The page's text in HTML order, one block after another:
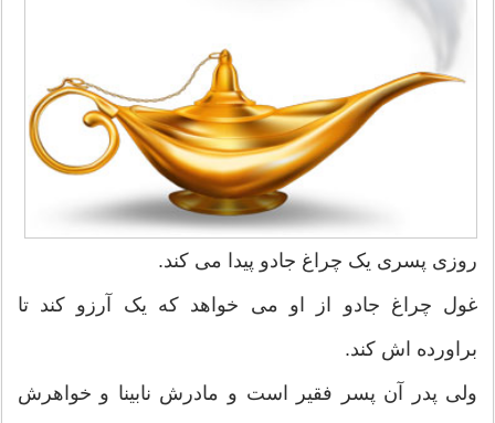
روزی پسری يک چراغ جادو پيدا می کند.
غول چراغ جادو از او می خواهد که يک آرزو کند تا
براورده اش کند.
ولی پدر آن پسر فقير است و مادرش نابينا و خواهرش